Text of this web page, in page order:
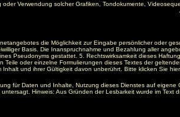
oder Verwendung solcher Grafiken, Tondokumente,
die Möglichkeit zur Eingabe persönlicher oder
Basis. Die Inanspruchnahme und Bezahlung aller
Pseudonyms gestattet. 5. Rechtswirksamkeit dieses
Teile oder einzelne Formulierungen dieses Textes der
Inhalt und ihrer Gültigkeit davon unberührt. Bitte klicken Sie
für Daten und Inhalte, Nutzung dieses Dienstes auf
untersagt. Hinweis: Aus Gründen der Lesbarkeit wurde im